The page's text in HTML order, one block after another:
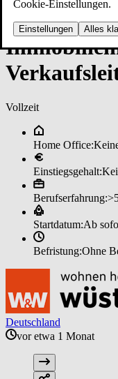
Cookie-Einstellungen.
Einstellungen Alles
Vollzeit
Home Office:
Einstiegsgehalt:
Berufserfahrung:
Startdatum:Ab
Befristung:Ohne
Deutschland
vor etwa 1 Monat